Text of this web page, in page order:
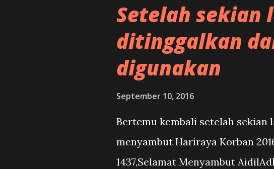
Setelah sekian
ditinggalkan
digunakan
September 10, 2016
Bertemu kembali setelah sekian
menyambut Hariraya Korban
1437,Selamat Menyambut